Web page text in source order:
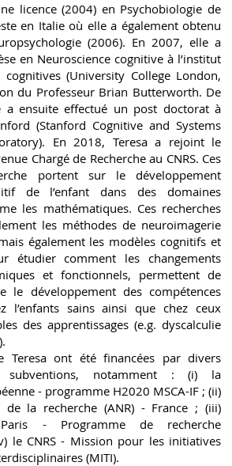
licence (2004) en Psychobiologie de
en Italie où elle a également obtenu
(2006). En 2007, elle a
en Neuroscience cognitive à l’institut
cognitives (University College London,
du Professeur Brian Butterworth. De
ensuite effectué un post doctorat à
(Stanford Cognitive and Systems
En 2018, Teresa a rejoint le
Chargé de Recherche au CNRS. Ces
portent sur le développement
de l’enfant dans des domaines
les mathématiques. Ces recherches
les méthodes de neuroimagerie
également les modèles cognitifs et
étudier comment les changements
et fonctionnels, permettent de
le développement des compétences
l’enfants sains ainsi que chez ceux
des apprentissages (e.g. dyscalculie
Teresa ont été financées par divers
subventions, notamment : (i) la
- programme H2020 MSCA-IF ; (ii)
de la recherche (ANR) - France ; (iii)
- Programme de recherche
le CNRS - Mission pour les initiatives
(MITI).